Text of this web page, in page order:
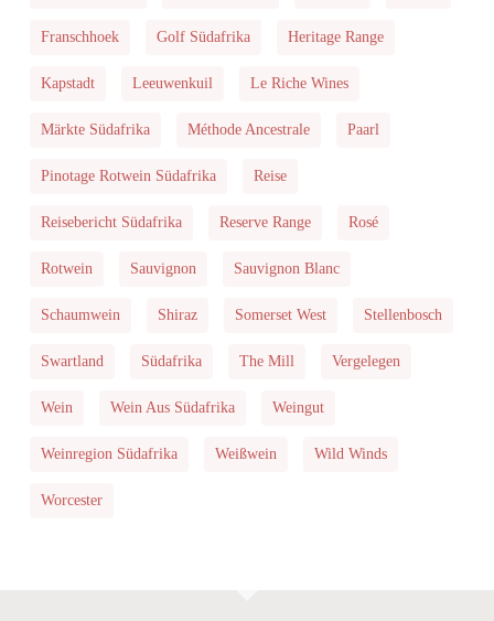
Franschhoek Golf Südafrika Heritage Range
Kapstadt Leeuwenkuil Le Riche Wines
Märkte Südafrika Méthode Ancestrale Paarl
Pinotage Rotwein Südafrika Reise
Reisebericht Südafrika Reserve Range Rosé
Rotwein Sauvignon Sauvignon Blanc
Schaumwein Shiraz Somerset West Stellenbosch
Swartland Südafrika The Mill Vergelegen
Wein Wein Aus Südafrika Weingut
Weinregion Südafrika Weißwein Wild Winds
Worcester